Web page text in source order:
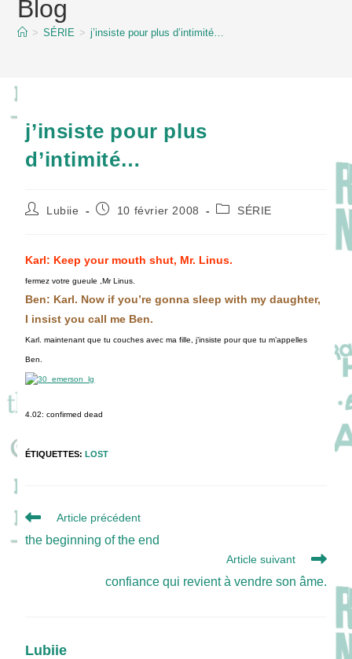
contentBlog
> SÉRIE > j’insiste pour plus d’intimité…
j’insiste pour plus
d’intimité…
Auteur/autrice
Lubiie
Publication
10 février 2008
PostSÉRIE
Karl: Keep your mouth shut, Mr. Linus.
fermez votre gueule ,Mr Linus.
Ben: Karl. Now if you’re gonna sleep with my daughter,
I insist you call me Ben.
Karl. maintenant que tu couches avec ma fille, j’insiste pour que tu m’appelles
Ben.
4.02: confirmed dead
ÉTIQUETTES:LOST
Read
articles
Article précédent
the beginning of the end
Article suivant
confiance qui revient à vendre son âme.
Lubiie